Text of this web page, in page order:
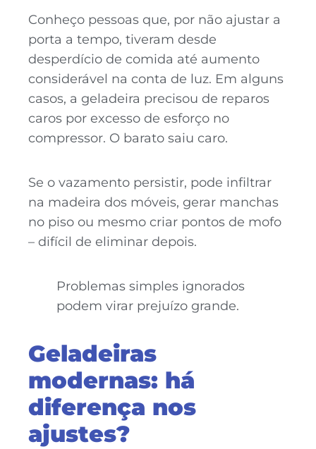
Conheço pessoas que, por não ajustar a
porta a tempo, tiveram desde
desperdício de comida até aumento
considerável na conta de luz. Em alguns
casos, a geladeira precisou de reparos
caros por excesso de esforço no
compressor. O barato saiu caro.
Se o vazamento persistir, pode infiltrar
na madeira dos móveis, gerar manchas
no piso ou mesmo criar pontos de mofo
– difícil de eliminar depois.
Problemas simples ignorados
podem virar prejuízo grande.
Geladeiras
modernas: há
diferença nos
ajustes?